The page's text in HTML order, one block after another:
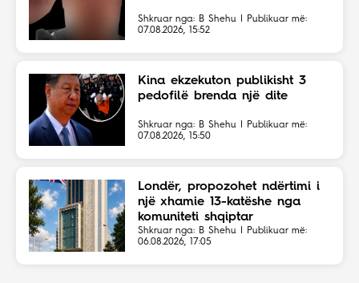
Shkruar nga: B Shehu | Publikuar më:
07.08.2026, 15:52
Kina ekzekuton publikisht 3
pedofilë brenda një dite
Shkruar nga: B Shehu | Publikuar më:
07.08.2026, 15:50
Londër, propozohet ndërtimi i
një xhamie 13-katëshe nga
komuniteti shqiptar
Shkruar nga: B Shehu | Publikuar më:
06.08.2026, 17:05